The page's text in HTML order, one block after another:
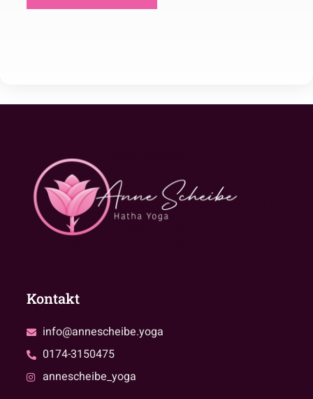
Kontakt
info@annescheibe.yoga
0174-3150475
annescheibe_yoga